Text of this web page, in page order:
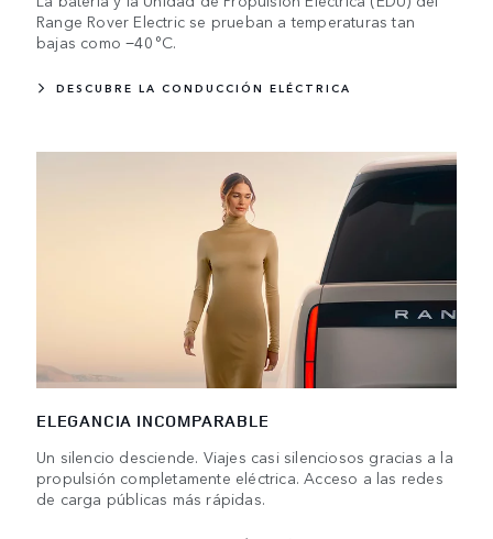
Range Rover Electric se prueban a temperaturas tan
bajas como −40 °C.
DESCUBRE LA CONDUCCIÓN ELÉCTRICA
ELEGANCIA INCOMPARABLE
Un silencio desciende. Viajes casi silenciosos gracias a la
propulsión completamente eléctrica. Acceso a las redes
de carga públicas más rápidas.